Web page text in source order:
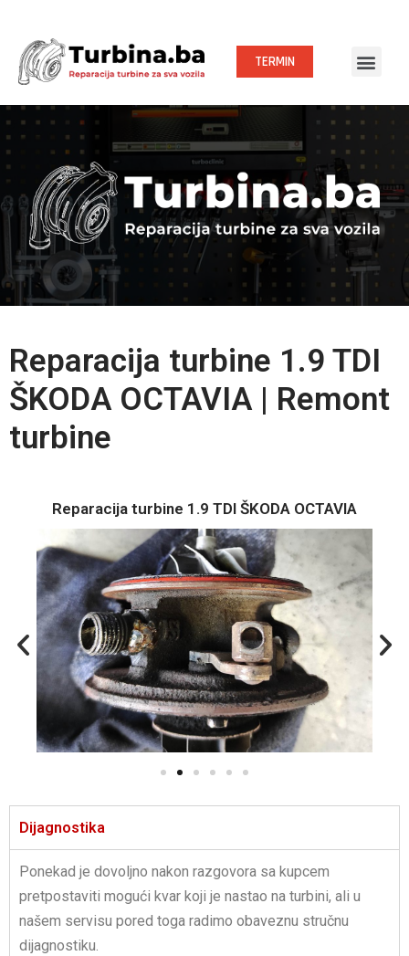
TERMIN
Reparacija turbine 1.9 TDI
ŠKODA OCTAVIA | Remont
turbine
Reparacija turbine 1.9 TDI ŠKODA OCTAVIA
Dijagnostika
Ponekad je dovoljno nakon razgovora sa kupcem
pretpostaviti mogući kvar koji je nastao na turbini, ali u
našem servisu pored toga radimo obaveznu stručnu
dijagnostiku.